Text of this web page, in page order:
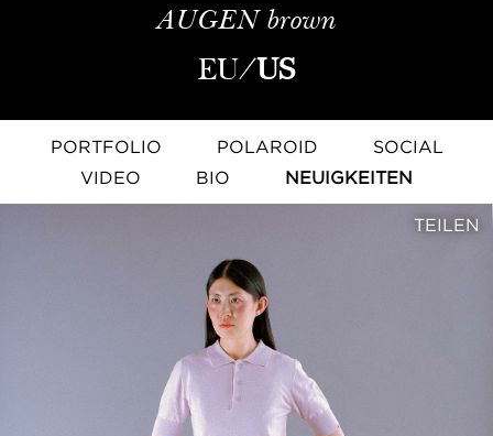
AUGEN brown
EU/US
PORTFOLIO POLAROID
SOCIAL
VIDEO
BIO NEUIGKEITEN
TEILEN